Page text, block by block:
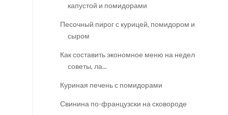
капустой и помидорами
Песочный пирог с курицей, помидором и
сыром
Как составить экономное меню на неделю:
советы, ла...
Куриная печень с помидорами
Свинина по-французски на сковороде